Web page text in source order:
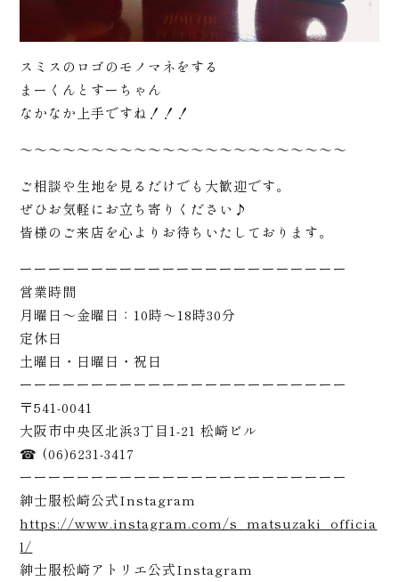
お知
らせ
スミスのロゴのモノマネをする
まーくんとすーちゃん
なかなか上手ですね！！！
～～～～～～～～～～～～～～～～～～～～～～～
ご相談や生地を見るだけでも大歓迎です。
ぜひお気軽にお立ち寄りください♪
皆様のご来店を心よりお待ちいたしております。
ーーーーーーーーーーーーーーーーーーーーーーー
営業時間
月曜日〜金曜日：10時〜18時30分
定休日
土曜日・日曜日・祝日
ーーーーーーーーーーーーーーーーーーーーーーー
〒541-0041
大阪市中央区北浜3丁目1-21 松崎ビル
☎ (06)6231-3417
ーーーーーーーーーーーーーーーーーーーーーーー
紳士服松崎公式Instagram
https://www.instagram.com/s_matsuzaki_officia
l/
紳士服松崎アトリエ公式Instagram